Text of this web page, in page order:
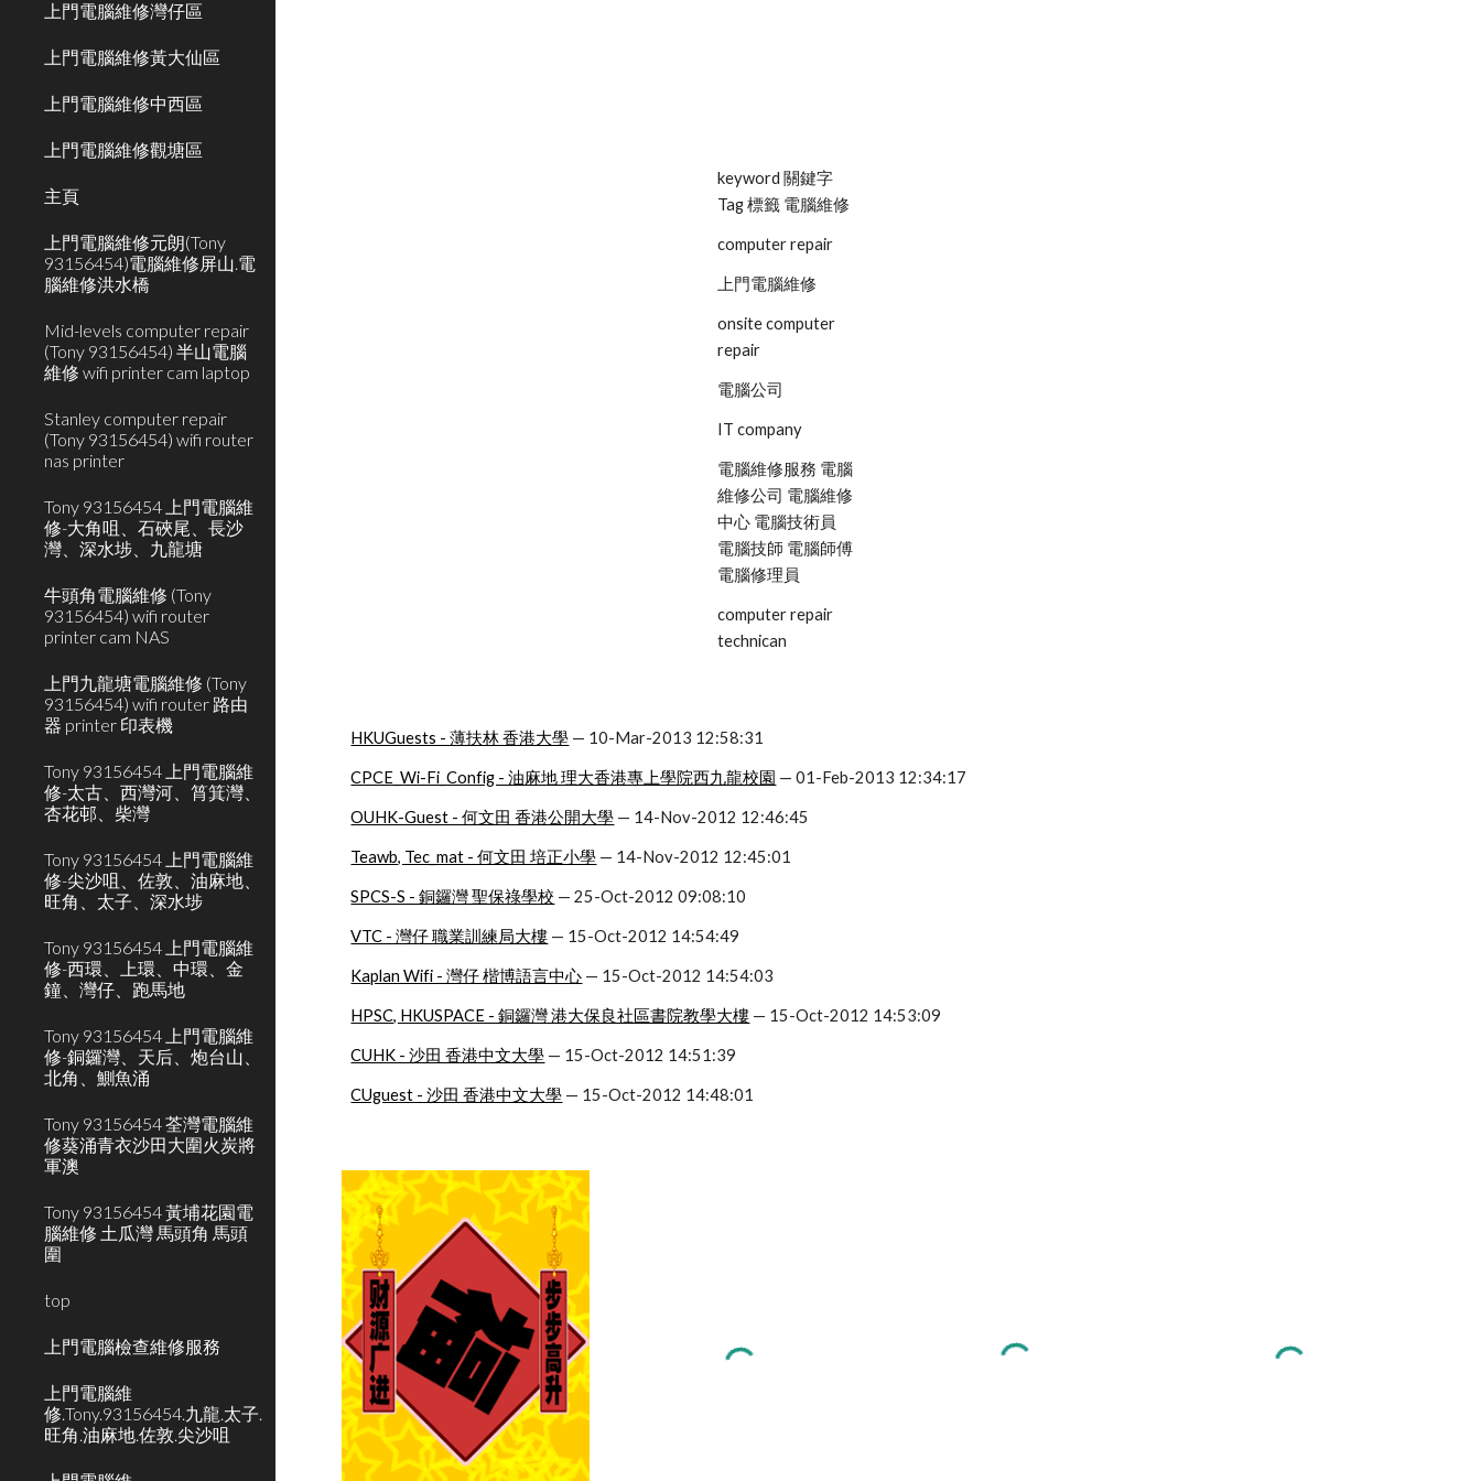
上門電腦維修灣仔區
上門電腦維修黃大仙區
上門電腦維修中西區
上門電腦維修觀塘區
主頁
上門電腦維修元朗(Tony
93156454)電腦維修屏山.電
腦維修洪水橋
Mid-levels computer repair
(Tony 93156454) 半山電腦
維修 wifi printer cam laptop
Stanley computer repair
(Tony 93156454) wifi router
nas printer
Tony 93156454 上門電腦維
修-大角咀、石硤尾、長沙
灣、深水埗、九龍塘
牛頭角電腦維修 (Tony
93156454) wifi router
printer cam NAS
上門九龍塘電腦維修 (Tony
93156454) wifi router 路由
器 printer 印表機
Tony 93156454 上門電腦維
修-太古、西灣河、筲箕灣、
杏花邨、柴灣
Tony 93156454 上門電腦維
修-尖沙咀、佐敦、油麻地、
旺角、太子、深水埗
Tony 93156454 上門電腦維
修-西環、上環、中環、金
鐘、灣仔、跑馬地
Tony 93156454 上門電腦維
修-銅鑼灣、天后、炮台山、
北角、鰂魚涌
Tony 93156454 荃灣電腦維
修葵涌青衣沙田大圍火炭將
軍澳
Tony 93156454 黃埔花園電
腦維修 土瓜灣 馬頭角 馬頭
圍
top
上門電腦檢查維修服務
上門電腦維
修.Tony.93156454.九龍.太子.
旺角.油麻地.佐敦.尖沙咀
keyword 關鍵字
Tag 標籤 電腦維修
computer repair
上門電腦維修
onsite computer
repair
電腦公司
IT company
電腦維修服務 電腦
維修公司 電腦維修
中心 電腦技術員
電腦技師 電腦師傅
電腦修理員
computer repair
technican
HKUGuests - 薄扶林 香港大學 — 10-Mar-2013 12:58:31
CPCE_Wi-Fi_Config - 油麻地 理大香港專上學院西九龍校園 — 01-Feb-2013 12:34:17
OUHK-Guest - 何文田 香港公開大學 — 14-Nov-2012 12:46:45
Teawb, Tec_mat - 何文田 培正小學 — 14-Nov-2012 12:45:01
SPCS-S - 銅鑼灣 聖保祿學校 — 25-Oct-2012 09:08:10
VTC - 灣仔 職業訓練局大樓 — 15-Oct-2012 14:54:49
Kaplan Wifi - 灣仔 楷博語言中心 — 15-Oct-2012 14:54:03
HPSC, HKUSPACE - 銅鑼灣 港大保良社區書院教學大樓 — 15-Oct-2012 14:53:09
CUHK - 沙田 香港中文大學 — 15-Oct-2012 14:51:39
CUguest - 沙田 香港中文大學 — 15-Oct-2012 14:48:01